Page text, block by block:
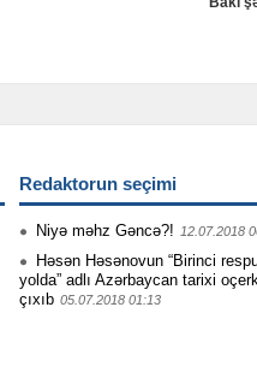
Redaktorun seçimi
Niyə məhz Gəncə?! 12.07.2018
Həsən Həsənovun “Birinci
yolda” adlı Azərbaycan tarixi
çıxıb 05.07.2018 01:13